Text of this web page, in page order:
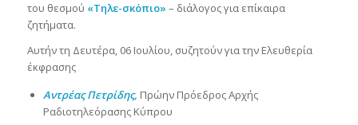
του θεσμού «Τηλε-σκόπιο» – διάλογος για επίκαιρα
ζητήματα.
Αυτήν τη Δευτέρα, 06 Ιουλίου, συζητούν για την Ελευθερία
έκφρασης
Αντρέας Πετρίδης, Πρώην Πρόεδρος Αρχής
Ραδιοτηλεόρασης Κύπρου